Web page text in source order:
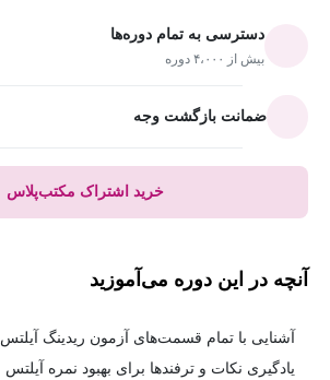
دسترسی به تمام دوره‌ها
بیش از ۴،۰۰۰ دوره
ضمانت بازگشت وجه
خرید اشتراک مکتب‌پلاس
آنچه در این دوره می‌آموزید
آشنایی با تمام قسمت‌های آزمون ریدینگ آیلتس
یادگیری نکات و ترفندها برای بهبود نمره آیلتس